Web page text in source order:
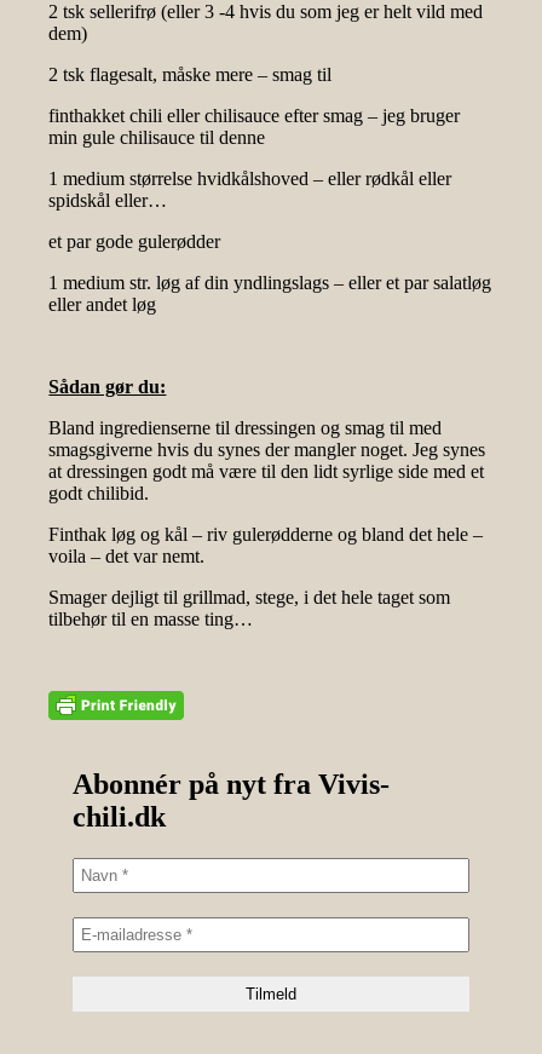
2 tsk sellerifrø (eller 3 -4 hvis du som jeg er helt vild med
dem)
2 tsk flagesalt, måske mere – smag til
finthakket chili eller chilisauce efter smag – jeg bruger
min gule chilisauce til denne
1 medium størrelse hvidkålshoved – eller rødkål eller
spidskål eller…
et par gode gulerødder
1 medium str. løg af din yndlingslags – eller et par salatløg
eller andet løg
Sådan gør du:
Bland ingredienserne til dressingen og smag til med
smagsgiverne hvis du synes der mangler noget. Jeg synes
at dressingen godt må være til den lidt syrlige side med et
godt chilibid.
Finthak løg og kål – riv gulerødderne og bland det hele –
voila – det var nemt.
Smager dejligt til grillmad, stege, i det hele taget som
tilbehør til en masse ting…
Abonnér på nyt fra Vivis-
chili.dk